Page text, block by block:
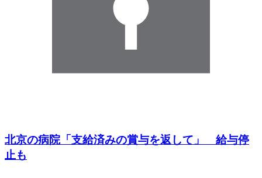
北京の病院「支給済みの賞与を返して」 給与停
止も